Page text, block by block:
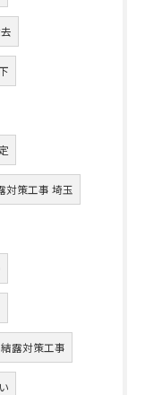
対策工事 埼玉
露対策工事